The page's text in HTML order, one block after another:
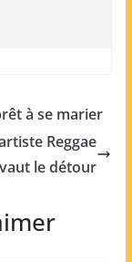
à se marier
Reggae
le détour